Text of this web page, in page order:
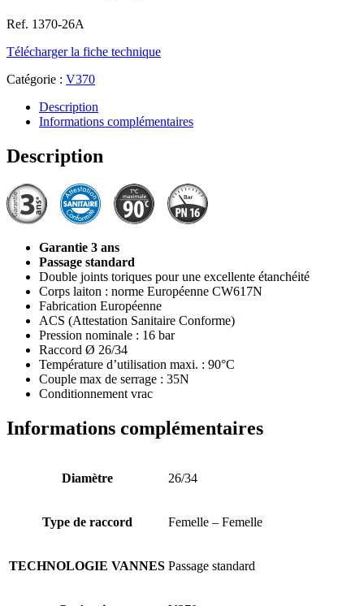
Ref. 1370-26A
Télécharger la fiche technique
Catégorie : V370
Description
Informations complémentaires
Description
Garantie 3 ans
Passage standard
Double joints toriques pour une excellente étanchéité
Corps laiton : norme Européenne CW617N
Fabrication Européenne
ACS (Attestation Sanitaire Conforme)
Pression nominale : 16 bar
Raccord Ø 26/34
Température d’utilisation maxi. : 90°C
Couple max de serrage : 35N
Conditionnement vrac
Informations complémentaires
Diamètre 26/34
Type de raccord Femelle – Femelle
TECHNOLOGIE VANNES Passage standard